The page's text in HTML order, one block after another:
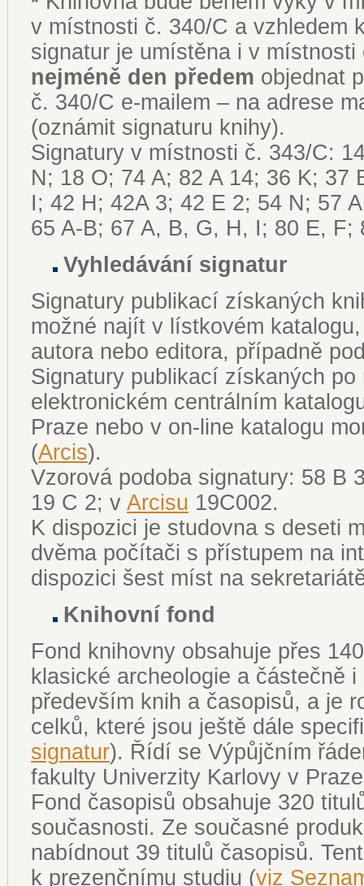
v místnosti č. 340/C a vzhledem
signatur je umístěna i v
nejméně den předem objednat
č. 340/C e-mailem – na adrese
(oznámit signaturu knihy).
Signatury v místnosti č. 343/C:
N; 18 O; 74 A; 82 A 14; 36 K; 37
I; 42 H; 42A 3; 42 E 2; 54 N; 57
65 A-B; 67 A, B, G, H, I; 80 E, F;
Vyhledávání signatur
Signatury publikací získaných
možné najít v lístkovém
autora nebo editora, případně
Signatury publikací získaných
elektronickém centrálním
Praze nebo v on-line katalogu
(Arcis).
Vzorová podoba signatury: 58 B
19 C 2; v Arcisu 19C002.
K dispozici je studovna s deseti
dvěma počítači s přístupem na
dispozici šest míst na
Knihovní fond
Fond knihovny obsahuje přes
klasické archeologie a částečně
především knih a časopisů, a je
celků, které jsou ještě dále
signatur). Řídí se Výpůjčním
fakulty Univerzity Karlovy v
Fond časopisů obsahuje 320
současnosti. Ze současné
nabídnout 39 titulů časopisů.
k prezenčnímu studiu (viz